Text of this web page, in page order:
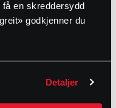
en skreddersydd
godkjenner du
Detaljer
trykktesten mislykkes,